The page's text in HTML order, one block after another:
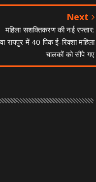
Next
महिला सशक्तिकरण की नई रफ्तार:
रायपुर में 40 पिंक ई-रिक्शा महिला
चालकों को सौंपे गए